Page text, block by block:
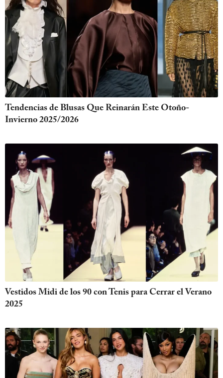
Tendencias de Blusas Que Reinarán Este Otoño-
Invierno 2025/2026
Vestidos Midi de los 90 con Tenis para Cerrar el Verano
2025